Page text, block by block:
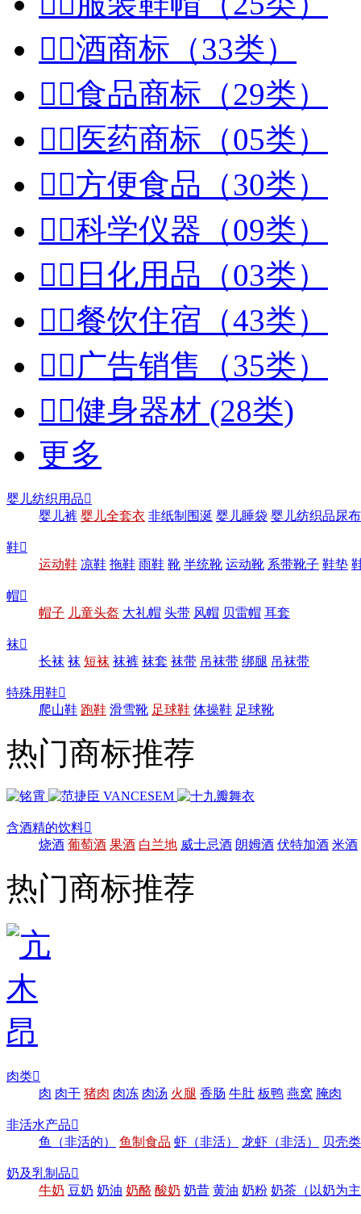
酒商标（33类）
食品商标（29类）
医药商标（05类）
方便食品（30类）
科学仪器（09类）
 日化用品（03类）
餐饮住宿（43类）
广告销售（35类）
健身器材 (28类)
更多
婴儿纺织用品
婴儿裤 婴儿全套衣 非纸制围涎 婴儿睡袋 婴儿纺织品尿布
鞋
运动鞋 凉鞋 拖鞋 雨鞋 靴 半统靴 运动靴 系带靴子 鞋垫
帽
帽子 儿童头盔 大礼帽 头带 风帽 贝雷帽 耳套
袜
长袜 袜 短袜 袜裤 袜套 袜带 吊袜带 绑腿 吊袜带
特殊用鞋
爬山鞋 跑鞋 滑雪靴 足球鞋 体操鞋 足球靴
热门商标推荐
含酒精的饮料
烧酒 葡萄酒 果酒 白兰地 威士忌酒 朗姆酒 伏特加酒 米酒
热门商标推荐
肉类
肉 肉干 猪肉 肉冻 肉汤 火腿 香肠 牛肚 板鸭 燕窝 腌肉
非活水产品
鱼（非活的）
鱼制食品 虾（非活） 龙虾（非活） 贝壳
奶及乳制品
牛奶 豆奶 奶油 奶酪 酸奶 奶昔 黄油 奶粉 奶茶（以奶为